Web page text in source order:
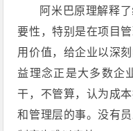
阿米巴原理解释
要性，特别是在项目
用价值，给企业以深
益理念正是大多数企
干，不管算，认为成
和管理层的事。没有